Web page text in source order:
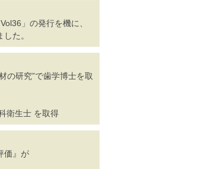
」の発行を機に、
た。
の研究”で歯学博士を取
衛生士 を取得
価』が